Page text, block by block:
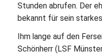
Stunden abrufen. Der
bekannt für sein starkes
Ihm lange auf den
Schönherr (LSF